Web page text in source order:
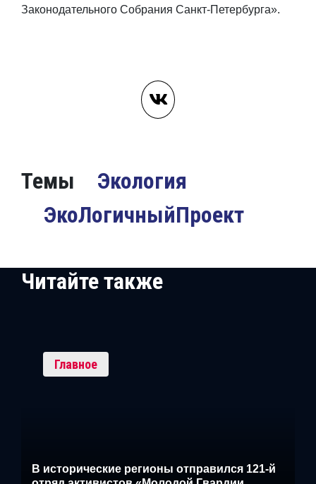
Законодательного Собрания Санкт-Петербурга».
Темы
Экология
ЭкоЛогичныйПроект
Читайте также
Главное
В исторические регионы отправился 121-й